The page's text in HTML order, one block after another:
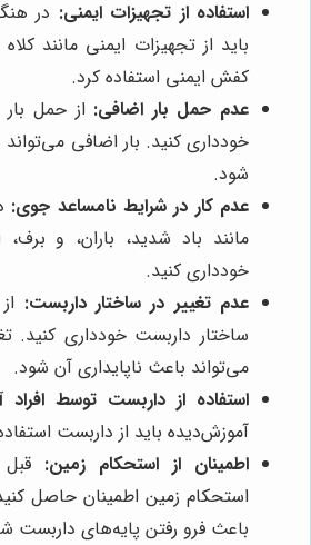
استفاده از تجهیزات ایمنی: در
باید از تجهیزات ایمنی مانند
کفش ایمنی استفاده کرد.
عدم حمل بار اضافی: از حمل
خودداری کنید. بار اضافی
شود.
عدم کار در شرایط نامساعد جوی:
مانند باد شدید، باران، و
خودداری کنید.
عدم تغییر در ساختار داربست:
ساختار داربست خودداری کنید.
می‌تواند باعث ناپایداری آن شود.
استفاده از داربست توسط افراد
آموزش‌دیده باید از داربست
اطمینان از استحکام زمین:
استحکام زمین اطمینان حاصل
باعث فرو رفتن پایه‌های داربست